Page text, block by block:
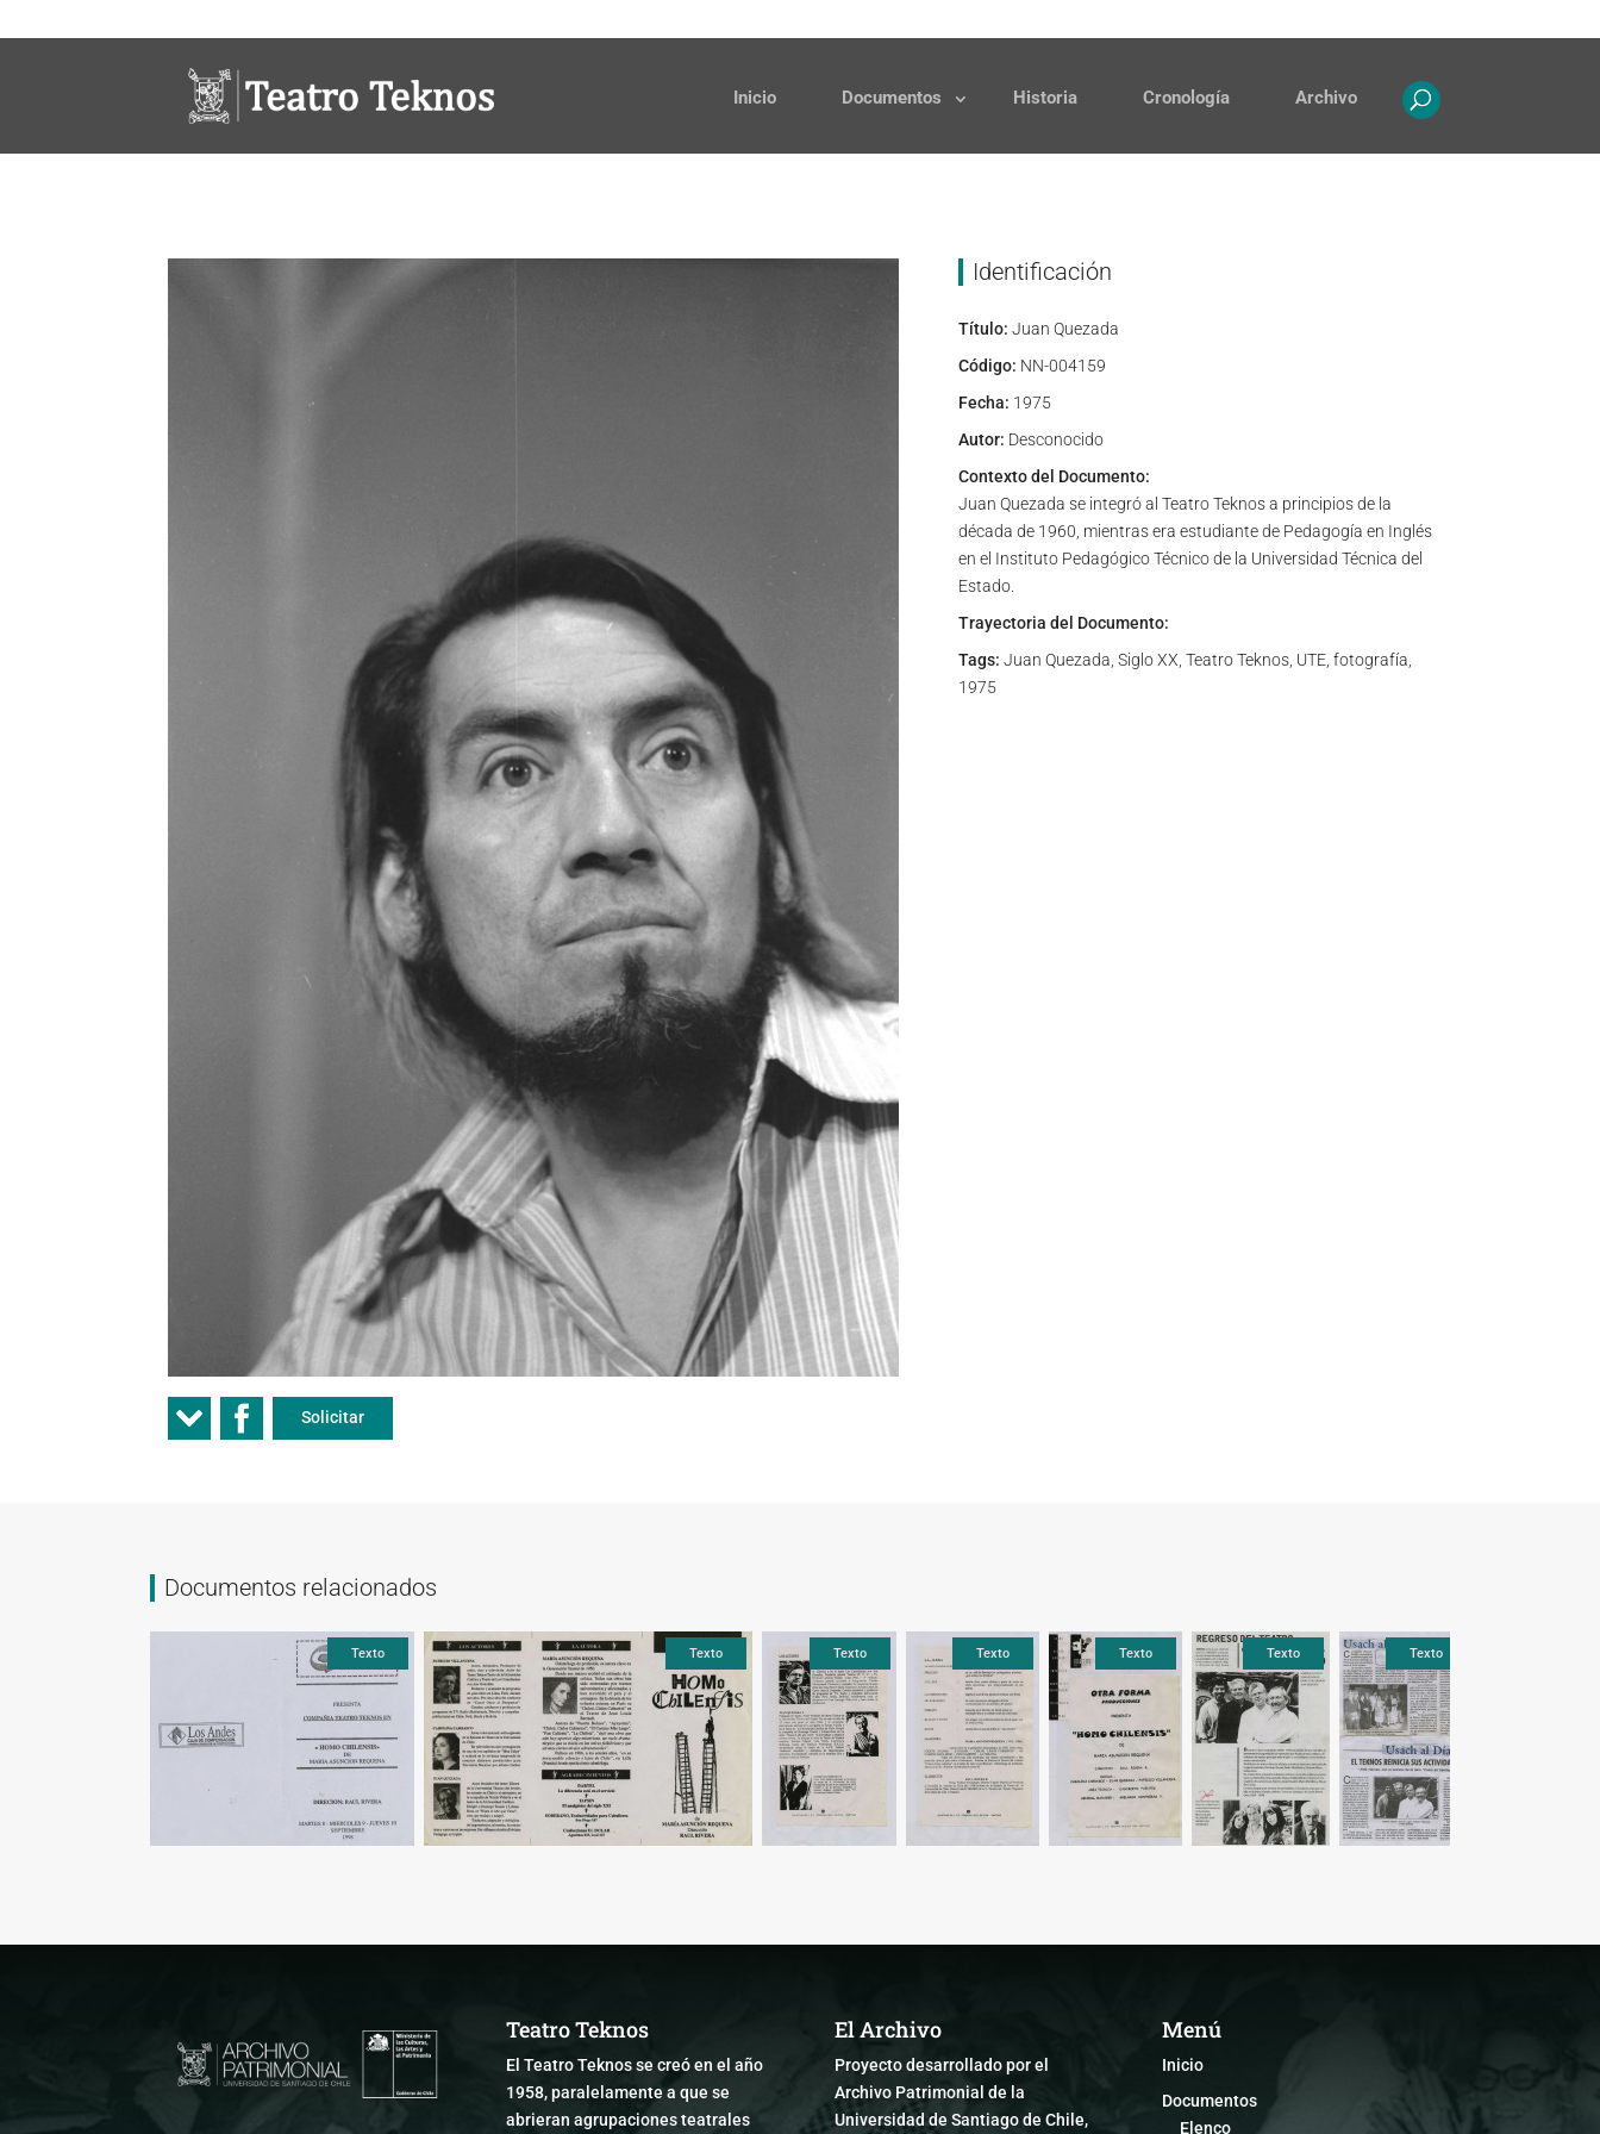
Inicio Documentos Historia Cronología Archivo
Solicitar
Identificación
Título: Juan Quezada
Código: NN-004159
Fecha: 1975
Autor: Desconocido
Contexto del Documento:
Juan Quezada se integró al Teatro Teknos a principios de la
década de 1960, mientras era estudiante de Pedagogía en Inglés
en el Instituto Pedagógico Técnico de la Universidad Técnica del
Estado.
Trayectoria del Documento:
Tags: Juan Quezada, Siglo XX, Teatro Teknos, UTE, fotografía,
1975
Documentos relacionados
Texto Texto Texto Texto Texto Texto Texto
Teatro Teknos
El Teatro Teknos se creó en el año
1958, paralelamente a que se
abrieran agrupaciones teatrales
El Archivo
Proyecto desarrollado por el
Archivo Patrimonial de la
Universidad de Santiago de Chile,
Menú
Inicio
Documentos
Elenco